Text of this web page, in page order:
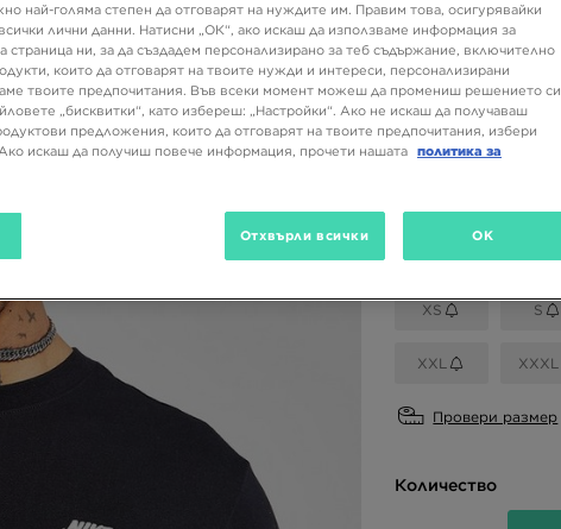
27,99 €
54,74 ЛВ.
Налични цветове
XS S
XXL XXXL
Провери размер
Количество
най-голяма степен да отговарят на нуждите им. Правим това, осигурявайки
лични данни. Натисни „ОК“, ако искаш да използваме информация за
страница ни, за да създадем персонализирано за теб съдържание, включително
които да отговарят на твоите нужди и интереси, персонализирани
твоите предпочитания. Във всеки момент можеш да промениш решението си
„бисквитки“, като избереш: „Настройки“. Ако не искаш да получаваш
предложения, които да отговарят на твоите предпочитания, избери
искаш да получиш повече информация, прочети нашата политика за
Отхвърли всички OK